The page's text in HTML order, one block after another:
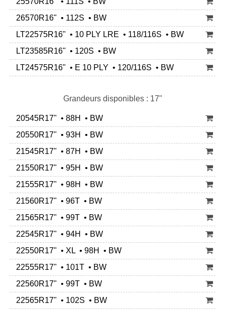
26570R16" • 112S • BW
LT22575R16" • 10 PLY LRE • 118/116S • BW
LT23585R16" • 120S • BW
LT24575R16" • E 10 PLY • 120/116S • BW
Grandeurs disponibles : 17"
20545R17" • 88H • BW
20550R17" • 93H • BW
21545R17" • 87H • BW
21550R17" • 95H • BW
21555R17" • 98H • BW
21560R17" • 96T • BW
21565R17" • 99T • BW
22545R17" • 94H • BW
22550R17" • XL • 98H • BW
22555R17" • 101T • BW
22560R17" • 99T • BW
22565R17" • 102S • BW